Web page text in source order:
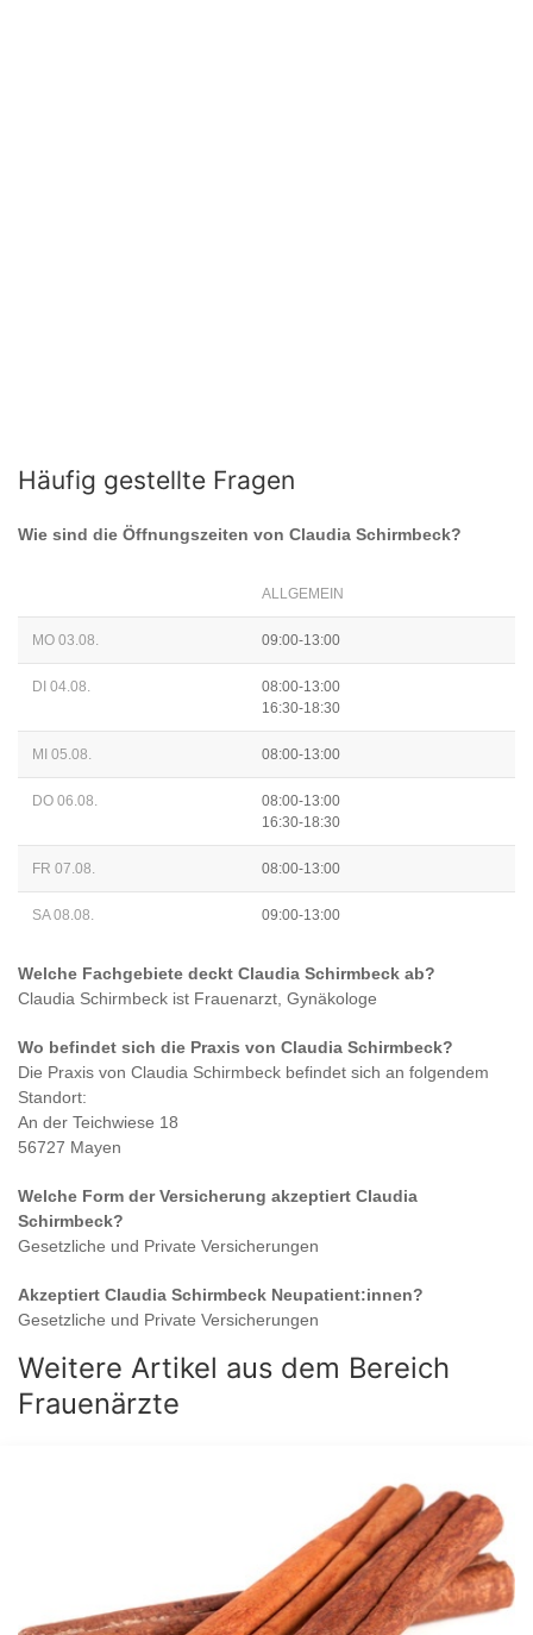
Häufig gestellte Fragen
Wie sind die Öffnungszeiten von Claudia Schirmbeck?
ALLGEMEIN
MO 03.08. 09:00-13:00
DI 04.08.
08:00-13:00
16:30-18:30
MI 05.08. 08:00-13:00
DO 06.08.
08:00-13:00
16:30-18:30
FR 07.08. 08:00-13:00
SA 08.08. 09:00-13:00
Welche Fachgebiete deckt Claudia Schirmbeck ab?
Claudia Schirmbeck ist Frauenarzt, Gynäkologe
Wo befindet sich die Praxis von Claudia Schirmbeck?
Die Praxis von Claudia Schirmbeck befindet sich an folgendem
Standort:
An der Teichwiese 18
56727 Mayen
Welche Form der Versicherung akzeptiert Claudia
Schirmbeck?
Gesetzliche und Private Versicherungen
Akzeptiert Claudia Schirmbeck Neupatient:innen?
Gesetzliche und Private Versicherungen
Weitere Artikel aus dem Bereich
Frauenärzte